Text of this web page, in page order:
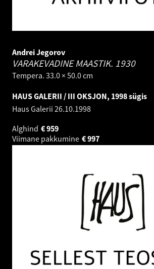
Andrei Jegorov
VARAKEVADINE MAASTIK. 1930
Tempera. 33.0 × 50.0 cm
HAUS GALERII / III OKSJON, 1998 sügis
Haus Galerii 26.10.1998
Alghind
959
€
Viimane pakkumine
997
€